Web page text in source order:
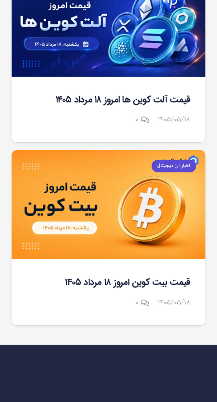
قیمت آلت کوین ها امروز ۱۸ مرداد ۱۴۰۵
۱۴۰۵/۰۵/۱۸ ۰
اخبار ارز دیجیتال
قیمت بیت کوین امروز ۱۸ مرداد ۱۴۰۵
۱۴۰۵/۰۵/۱۸ ۰